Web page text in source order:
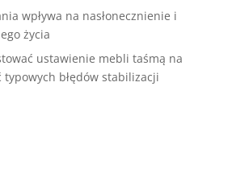
wpływa na nasłonecznienie i
życia
ustawienie mebli taśmą na
typowych błędów stabilizacji